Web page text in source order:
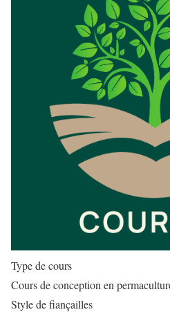
Type de cours
Cours de conception en
Style de fiançailles